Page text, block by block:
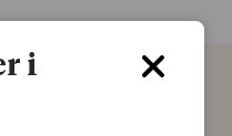
i